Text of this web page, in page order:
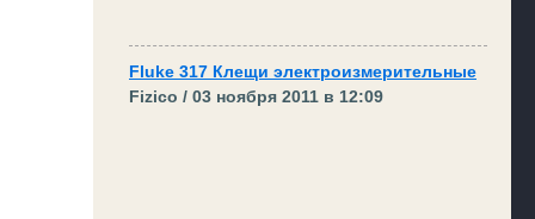
Fluke 317 Клещи электроизмерительные
Fizico / 03 ноября 2011 в 12:09